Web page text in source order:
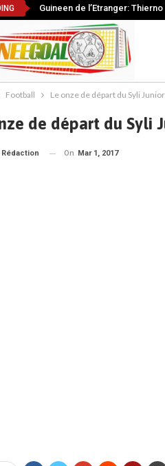
Guineen de l’Etranger:
Football Le onze de départ du Syli Junior
de départ du Syli
Rédaction On Mar 1, 2017